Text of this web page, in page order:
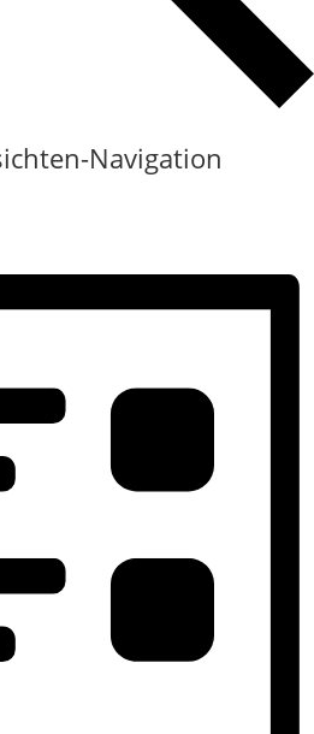
Navigation